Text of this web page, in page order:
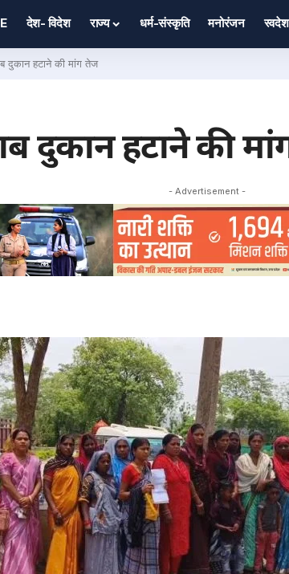
देश- विदेश राज्य धर्म-संस्कृति मनोरंजन
दुकान हटाने की मांग तेज
दुकान हटाने की
- Advertisement -